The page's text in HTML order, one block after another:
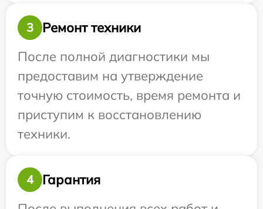
3
Ремонт техники
После полной диагностики мы
предоставим на утверждение
точную стоимость, время ремонта и
приступим к восстановлению
техники.
4
Гарантия